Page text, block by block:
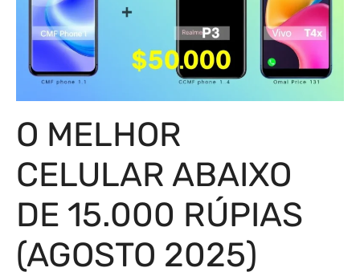
O MELHOR
CELULAR ABAIXO
DE 15.000 RÚPIAS
(AGOSTO 2025)